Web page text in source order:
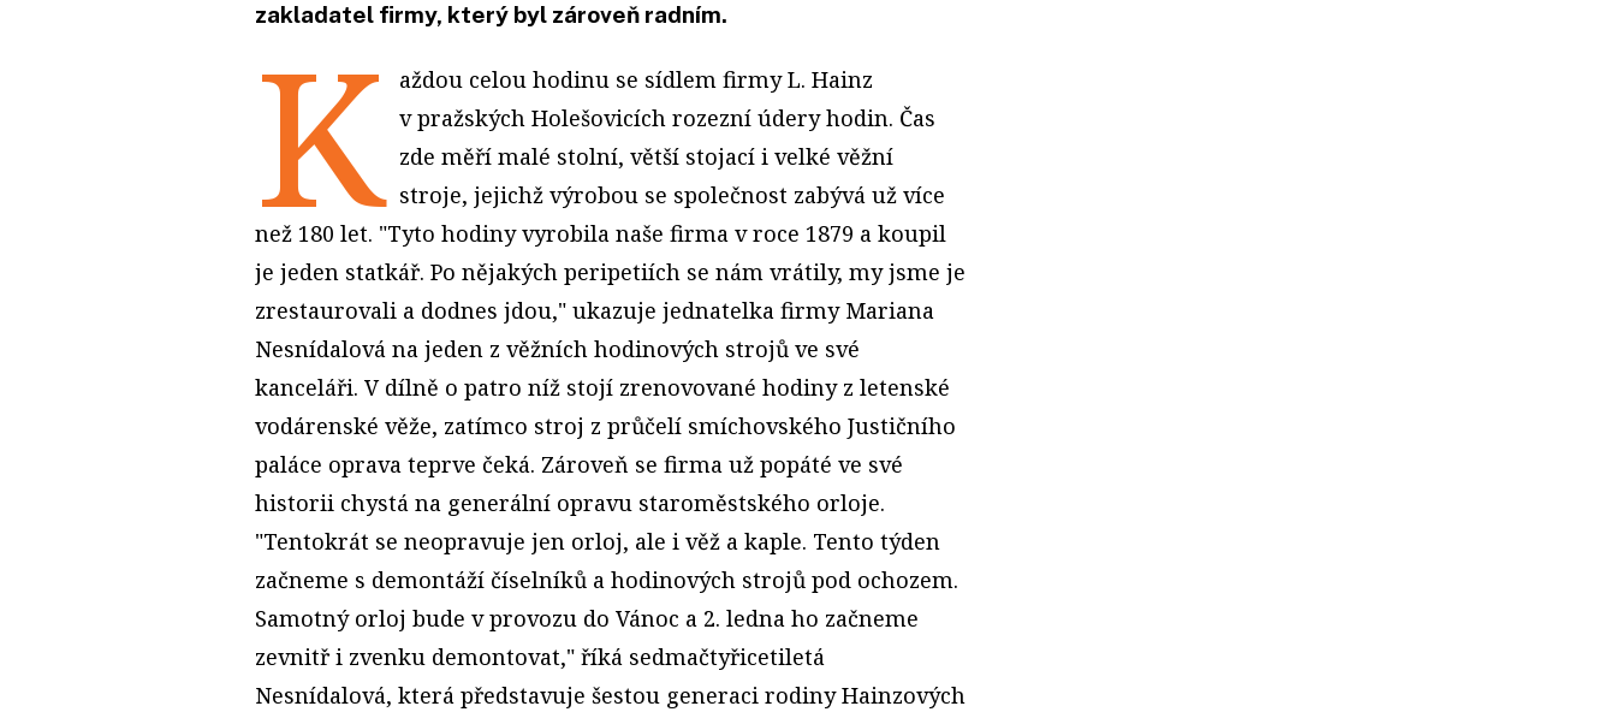
zakladatel firmy, který byl zároveň radním.
K aždou celou hodinu se sídlem firmy L. Hainz
v pražských Holešovicích rozezní údery hodin. Čas
zde měří malé stolní, větší stojací i velké věžní
stroje, jejichž výrobou se společnost zabývá už více
než 180 let. "Tyto hodiny vyrobila naše firma v roce 1879 a koupil
je jeden statkář. Po nějakých peripetiích se nám vrátily, my jsme je
zrestaurovali a dodnes jdou," ukazuje jednatelka firmy Mariana
Nesnídalová na jeden z věžních hodinových strojů ve své
kanceláři. V dílně o patro níž stojí zrenovované hodiny z letenské
vodárenské věže, zatímco stroj z průčelí smíchovského Justičního
paláce oprava teprve čeká. Zároveň se firma už popáté ve své
historii chystá na generální opravu staroměstského orloje.
"Tentokrát se neopravuje jen orloj, ale i věž a kaple. Tento týden
začneme s demontáží číselníků a hodinových strojů pod ochozem.
Samotný orloj bude v provozu do Vánoc a 2. ledna ho začneme
zevnitř i zvenku demontovat," říká sedmačtyřicetiletá
Nesnídalová, která představuje šestou generaci rodiny Hainzových